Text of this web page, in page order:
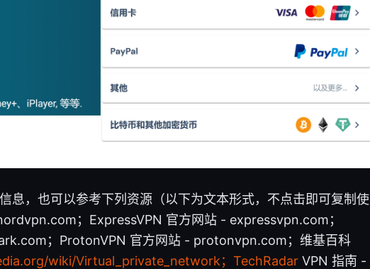
息，也可以参考下列资源（以下为文本形式，不点击即可复制使
；ExpressVPN 官方网站 - expressvpn.com；
；ProtonVPN 官方网站 - protonvpn.com；维基百科
wiki/Virtual_private_network；TechRadar VPN 指南 -